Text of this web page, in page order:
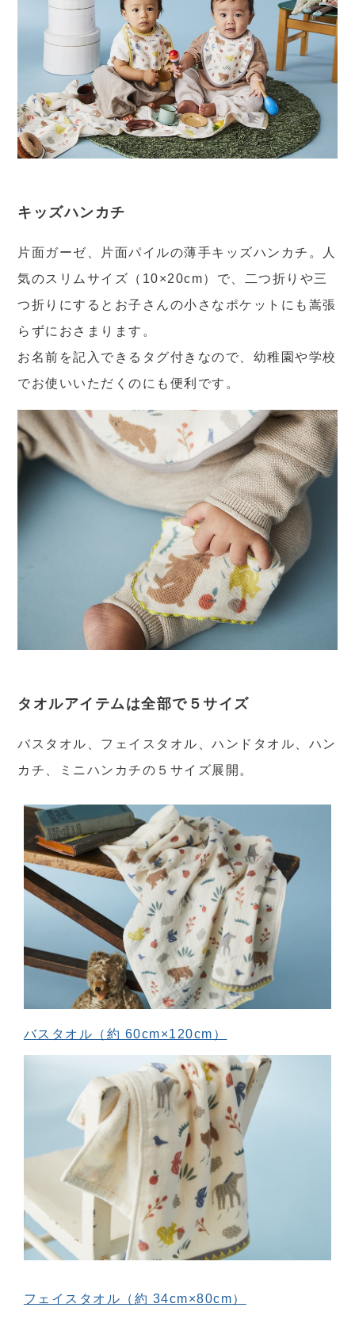
キッズハンカチ
片面ガーゼ、片面パイルの薄手キッズハンカチ。人
気のスリムサイズ（10×20cm）で、二つ折りや三
つ折りにするとお子さんの小さなポケットにも嵩張
らずにおさまります。
お名前を記入できるタグ付きなので、幼稚園や学校
でお使いいただくのにも便利です。
タオルアイテムは全部で５サイズ
バスタオル、フェイスタオル、ハンドタオル、ハン
カチ、ミニハンカチの５サイズ展開。
バスタオル（約 60cm×120cm）
フェイスタオル（約 34cm×80cm）